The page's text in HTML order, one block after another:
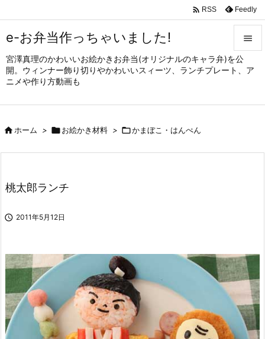
e-お弁当作っちゃいました!
宮澤真理のかわいいお絵かきお弁当(オリジナルのキャラ弁)を公
開。ウィンナー飾り切りやかわいいスィーツ、ランチプレート、ア
ニメや作り方動画も


メニュ
サイド

 RSS Feedly
ホーム > お絵かき材料 > かまぼこ・はんぺん
桃太郎ランチ
 2011年5月12日